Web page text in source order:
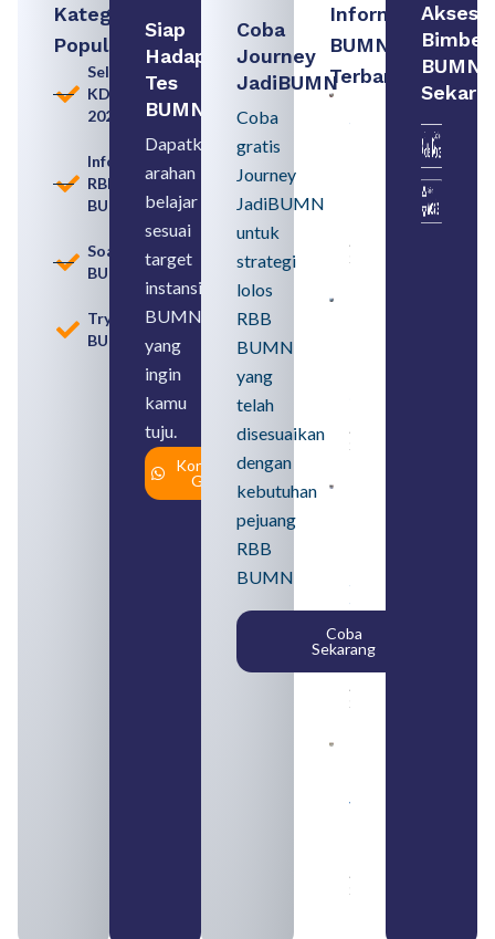
Kategori
Populer
Seleksi
KDKMP
2026
Informasi
RBB
BUMN
Soal
BUMN
Tryout
BUMN
Siap
Hadapi
Tes
BUMN
Dapatkan
arahan
belajar
sesuai
target
instansi
BUMN
yang
ingin
kamu
tuju.
Konsultasi
Gratis
Coba
Journey
JadiBUMN
Coba
gratis
Journey
JadiBUMN
untuk
strategi
lolos
RBB
BUMN
yang
telah
disesuaikan
dengan
kebutuhan
pejuang
RBB
BUMN
Coba
Sekarang
Informasi
BUMN
Terbaru:
Persiapan
Seleksi
Rekrutmen
Memahami
August 8,
2026
August 6,
2026
SMA
Syarat,
Posisi,
dan
Cara
Daftar
August 5,
2026
yang
August 4,
2026
Akses
Bimbel
BUMN